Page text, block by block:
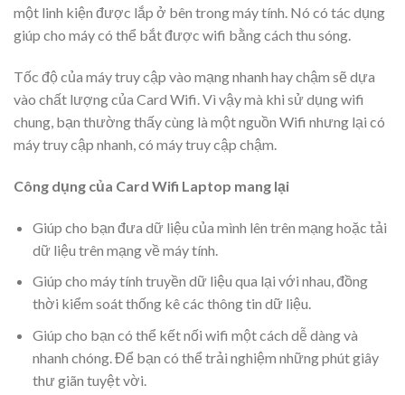
một linh kiện được lắp ở bên trong máy tính. Nó có tác dụng
giúp cho máy có thể bắt được wifi bằng cách thu sóng.
Tốc độ của máy truy cập vào mạng nhanh hay chậm sẽ dựa
vào chất lượng của Card Wifi. Vì vậy mà khi sử dụng wifi
chung, bạn thường thấy cùng là một nguồn Wifi nhưng lại có
máy truy cập nhanh, có máy truy cập chậm.
Công dụng của Card Wifi Laptop mang lại
Giúp cho bạn đưa dữ liệu của mình lên trên mạng hoặc tải
dữ liệu trên mạng về máy tính.
Giúp cho máy tính truyền dữ liệu qua lại với nhau, đồng
thời kiểm soát thống kê các thông tin dữ liệu.
Giúp cho bạn có thể kết nối wifi một cách dễ dàng và
nhanh chóng. Để bạn có thể trải nghiệm những phút giây
thư giãn tuyệt vời.